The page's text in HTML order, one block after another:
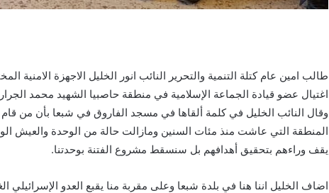
طالب امين عام كتلة التنمية والتحرير النائب انور الخليل الاجهزة الامنية
اغتيال عضو قيادة الجماعة الإسلامية في منطقة حاصبيا الشهيد محمد
وقال النائب الخليل في كلمة ألقاها في مسجد الفاروق في شبعا بأن من قام
المنطقة التي عاشت منذ مئات السنين ومازالت حالة من الوحدة والعيش
يقف وراءهم بتحقيق أهدافهم بل سنسقط مشروع الفتنة بوحدتنا.
اضاف الخليل اننا هنا في بلدة شبعا وعلى مقربة منا يقبع العدو